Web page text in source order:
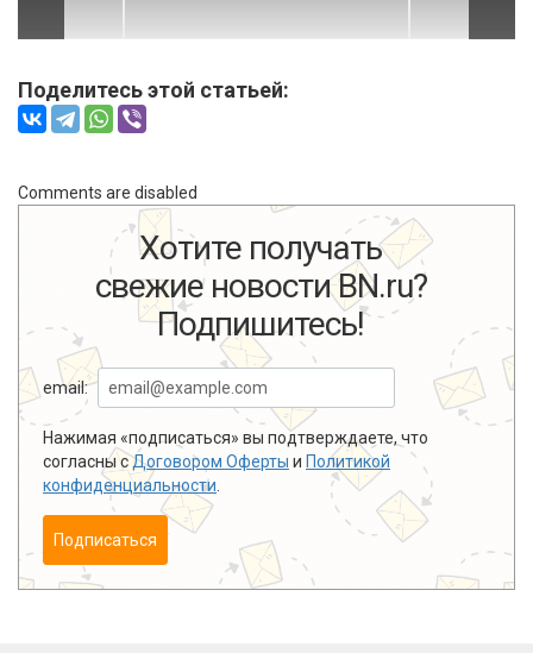
Поделитесь этой статьей:
Comments are disabled
Хотите получать
свежие новости BN.ru?
Подпишитесь!
email:
Нажимая «подписаться» вы подтверждаете, что
согласны сДоговором Оферты и Политикой
конфиденциальности
Подписаться